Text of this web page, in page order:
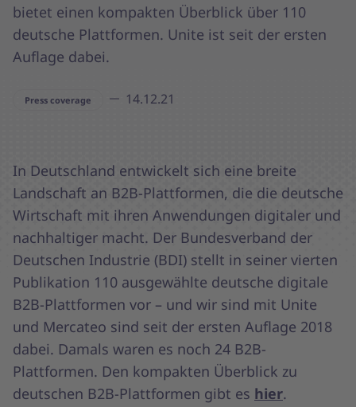
bietet einen kompakten Überblick über 110
deutsche Plattformen. Unite ist seit der ersten
Auflage dabei.
Press coverage 14.12.21
In Deutschland entwickelt sich eine breite
Landschaft an B2B-Plattformen, die die deutsche
Wirtschaft mit ihren Anwendungen digitaler und
nachhaltiger macht. Der Bundesverband der
Deutschen Industrie (BDI) stellt in seiner vierten
Publikation 110 ausgewählte deutsche digitale
B2B-Plattformen vor – und wir sind mit Unite
und Mercateo sind seit der ersten Auflage 2018
dabei. Damals waren es noch 24 B2B-
Plattformen. Den kompakten Überblick zu
deutschen B2B-Plattformen gibt es hier.